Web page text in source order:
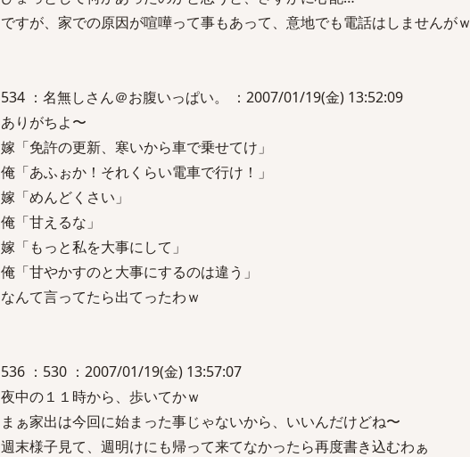
ですが、家での原因が喧嘩って事もあって、意地でも電話はしませんがｗ
534 ：名無しさん＠お腹いっぱい。 ：2007/01/19(金) 13:52:09
ありがちよ〜
嫁「免許の更新、寒いから車で乗せてけ」
俺「あふぉか！それくらい電車で行け！」
嫁「めんどくさい」
俺「甘えるな」
嫁「もっと私を大事にして」
俺「甘やかすのと大事にするのは違う」
なんて言ってたら出てったわｗ
536 ：530 ：2007/01/19(金) 13:57:07
夜中の１１時から、歩いてかｗ
まぁ家出は今回に始まった事じゃないから、いいんだけどね〜
週末様子見て、週明けにも帰って来てなかったら再度書き込むわぁ